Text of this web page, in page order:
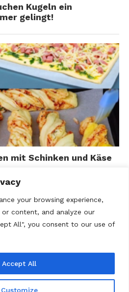
your browsing experience,
or content, and analyze our
All", you consent to our use of
Customize
Accept All
Terms Of Use Über uns